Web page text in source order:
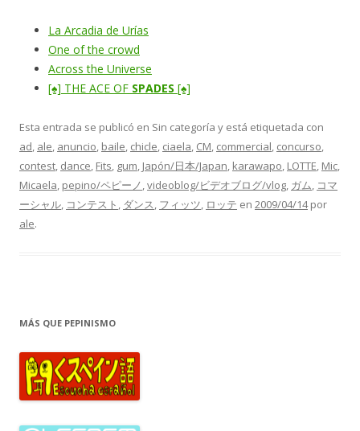
La Arcadia de Urías
One of the crowd
Across the Universe
[♠] THE ACE OF SPADES [♠]
Esta entrada se publicó en Sin categoría y está etiquetada con
ad, ale, anuncio, baile, chicle, ciaela, CM, commercial, concurso,
contest, dance, Fits, gum, Japón/日本/Japan, karawapo, LOTTE, Mic,
Micaela, pepino/ペピーノ,videoblog/ビデオブログ/vlog, ガム, コマ
ーシャル, コンテスト , ダンス, フィッツ, ロッテ en 2009/04/14por
ale.
MÁS QUE PEPINISMO